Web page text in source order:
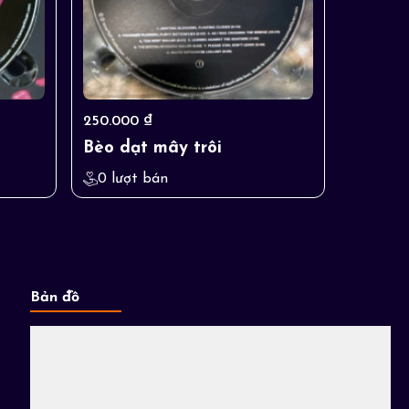
250.000 ₫
Bèo dạt mây trôi
0 lượt bán
Bản đồ